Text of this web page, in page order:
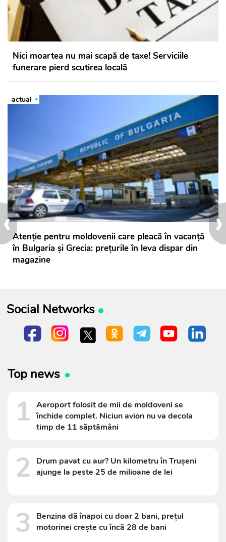
›
‹
Nici moartea nu mai scapă de taxe! Serviciile
funerare pierd scutirea locală
actual
Atenție pentru moldovenii care pleacă în vacanță
în Bulgaria și Grecia: prețurile în leva dispar din
magazine
Social Networks
Top news
1 Aeroport folosit de mii de moldoveni se
închide complet. Niciun avion nu va decola
timp de 11 săptămâni
2
Drum pavat cu aur? Un kilometru în Trușeni
ajunge la peste 25 de milioane de lei
3
Benzina dă înapoi cu doar 2 bani, prețul
motorinei crește cu încă 28 de bani